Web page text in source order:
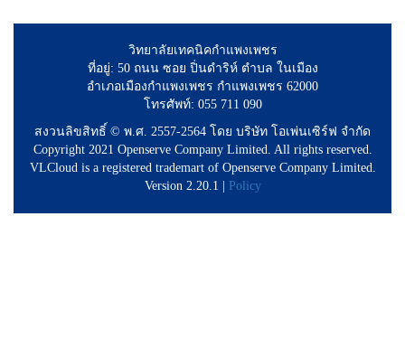
วิทยาลัยเทคนิคกำแพงเพชร
ที่อยู่: 50 ถนน ซอย ปิ่นดำริห์ ตำบล ในเมือง
อำเภอเมืองกำแพงเพชร กำแพงเพชร 62000
โทรศัพท์: 055 711 090
สงวนลิขสิทธิ์ © พ.ศ. 2557-2564 โดย บริษัท โอเพ่นเซิร์ฟ จำกัด
Copyright 2021 Openserve Company Limited. All rights reserved.
VLCloud is a registered trademart of Openserve Company Limited.
Version 2.20.1 |
Policy